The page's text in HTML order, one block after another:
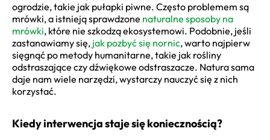
ogrodzie, takie jak pułapki piwne. Często problemem są
mrówki, a istnieją sprawdzone naturalne sposoby na
mrówki, które nie szkodzą ekosystemowi. Podobnie, jeśli
zastanawiamy się, jak pozbyć się nornic, warto najpierw
sięgnąć po metody humanitarne, takie jak rośliny
odstraszające czy dźwiękowe odstraszacze. Natura sama
daje nam wiele narzędzi, wystarczy nauczyć się z nich
korzystać.
Kiedy interwencja staje się koniecznością?